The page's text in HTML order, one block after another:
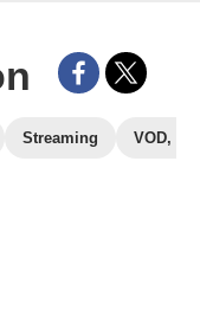
Streaming VOD,